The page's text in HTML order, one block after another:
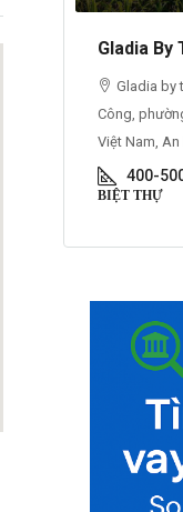
Gladia By
Gladia by
Công,
Việt Nam, An
400-
BIỆT THỰ